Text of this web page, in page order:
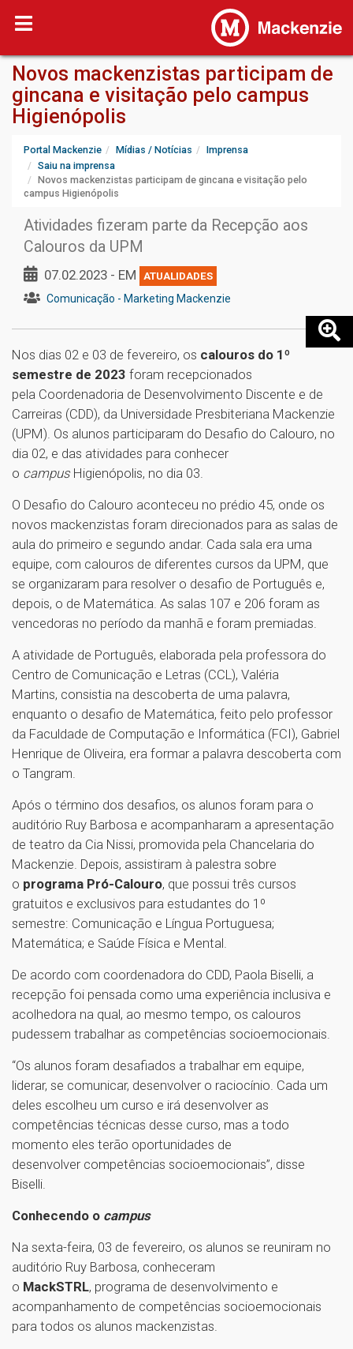
Novos mackenzistas participam de
gincana e visitação pelo campus
Higienópolis
Portal Mackenzie Mídias / Notícias
Imprensa
Saiu na imprensa
Novos mackenzistas participam de gincana e visitação pelo
campus Higienópolis
Atividades fizeram parte da Recepção aos
Calouros da UPM
07.02.2023 - EM ATUALIDADES
Comunicação - Marketing Mackenzie
Nos dias 02 e 03 de fevereiro, os calouros do 1º
semestre de 2023 foram recepcionados
pela Coordenadoria de Desenvolvimento Discente e de
Carreiras (CDD), da Universidade Presbiteriana Mackenzie
(UPM). Os alunos participaram do Desafio do Calouro, no
dia 02, e das atividades para conhecer
o campus Higienópolis, no dia 03.
O Desafio do Calouro aconteceu no prédio 45, onde os
novos mackenzistas foram direcionados para as salas de
aula do primeiro e segundo andar. Cada sala era uma
equipe, com calouros de diferentes cursos da UPM, que
se organizaram para resolver o desafio de Português e,
depois, o de Matemática. As salas 107 e 206 foram as
vencedoras no período da manhã e foram premiadas.
A atividade de Português, elaborada pela professora do
Centro de Comunicação e Letras (CCL), Valéria
Martins, consistia na descoberta de uma palavra,
enquanto o desafio de Matemática, feito pelo professor
da Faculdade de Computação e Informática (FCI), Gabriel
Henrique de Oliveira, era formar a palavra descoberta com
o Tangram.
Após o término dos desafios, os alunos foram para o
auditório Ruy Barbosa e acompanharam a apresentação
de teatro da Cia Nissi, promovida pela Chancelaria do
Mackenzie. Depois, assistiram à palestra sobre
o programa Pró-Calouro, que possui três cursos
gratuitos e exclusivos para estudantes do 1º
semestre: Comunicação e Língua Portuguesa;
Matemática; e Saúde Física e Mental.
De acordo com coordenadora do CDD, Paola Biselli, a
recepção foi pensada como uma experiência inclusiva e
acolhedora na qual, ao mesmo tempo, os calouros
pudessem trabalhar as competências socioemocionais.
“Os alunos foram desafiados a trabalhar em equipe,
liderar, se comunicar, desenvolver o raciocínio. Cada um
deles escolheu um curso e irá desenvolver as
competências técnicas desse curso, mas a todo
momento eles terão oportunidades de
desenvolver competências socioemocionais”, disse
Biselli.
Conhecendo o campus
Na sexta-feira, 03 de fevereiro, os alunos se reuniram no
auditório Ruy Barbosa, conheceram
o MackSTRL, programa de desenvolvimento e
acompanhamento de competências socioemocionais
para todos os alunos mackenzistas.